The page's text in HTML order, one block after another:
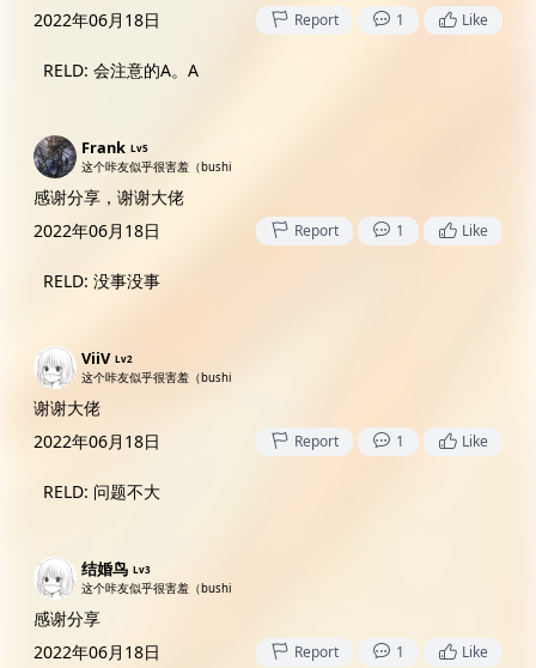
2022年06月18日
Report 1 Like
RELD: 会注意的A。A
Frank Lv5
这个咔友似乎很害羞（bushi
感谢分享，谢谢大佬
2022年06月18日
Report 1 Like
RELD: 没事没事
ViiV Lv2
这个咔友似乎很害羞（bushi
谢谢大佬
2022年06月18日
Report 1 Like
RELD: 问题不大
结婚鸟 Lv3
这个咔友似乎很害羞（bushi
感谢分享
2022年06月18日
Report 1 Like